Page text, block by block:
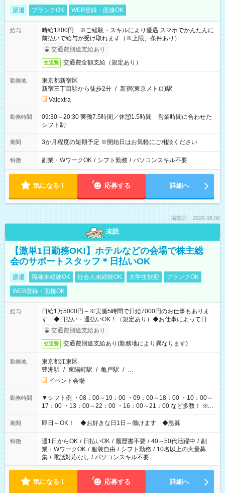
派遣 ブランクOK WEB登録・面接OK
給与
時給1800円 ※ご経験・スキルにより優遇 スマホでかんたんに
前払いで給与が受け取れます（※上限、条件あり）
交通費別途支給あり
交通費 交通費全額支給（規定あり）
勤務地
東京都新宿区
新宿三丁目駅から徒歩2分 / 新宿(東京メトロ)駅
Valextra
勤務時間
09:30～20:30 実働7.5時間／休憩1.5時間 営業時間に合わせた
シフト制
期間 3か月程度の短期予定 ※開始日はお気軽にご相談ください
特徴 副業・WワークOK / シフト勤務 / パソコンスキル不要
気になる！ 応募する 詳細へ
掲載日：2026.08.06
未読
【激単1日勤務OK!】ホテルなどの会場で株主総
会のサポートスタッフ＊日払いOK
派遣 職種未経験OK 社会人未経験OK 大学生歓迎
ブランクOK
WEB登録・面接OK
給与
日給1万5000円～※実働5時間で日給7000円のお仕事もありま
す ◆日払い・週払いOK！（規定あり）◆お仕事によって日給
も異なります
交通費別途支給あり
交通費 交通費別途支給あり(勤務地により異なります)
勤務地
東京都江東区
豊洲駅 / 東陽町駅 / 亀戸駅 / …
イベント会場
勤務時間
▼シフト例 ・08：00～19：00 ・09：00～18：00 ・10：00～
17：00 ・13：00～22：00 ・16：00～21：00 など多数！ ※お
仕事により勤務時間が異なります
期間 即日～OK！ ◆お好きな日1日～働けます ◆急募
特徴 週1日からOK / 日払いOK / 履歴書不要 / 40～50代活躍中 / 副
業・WワークOK / 服装自由 / シフト勤務 / 10名以上の大量募
集 / 電話対応なし / パソコンスキル不要
気になる！ 応募する 詳細へ